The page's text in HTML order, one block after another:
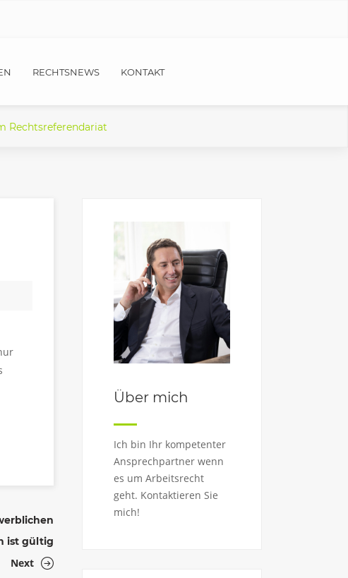
RECHTSNEWS KONTAKT
Rechtsreferendariat
ist gültig
Next
Über mich
Ich bin Ihr kompetenter
Ansprechpartner wenn
es um Arbeitsrecht
geht. Kontaktieren Sie
mich!